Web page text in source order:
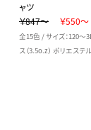
ャツ
￥847～
￥550～
全15色 / サイズ：120～
ス（3.5o.z） ポリエステ